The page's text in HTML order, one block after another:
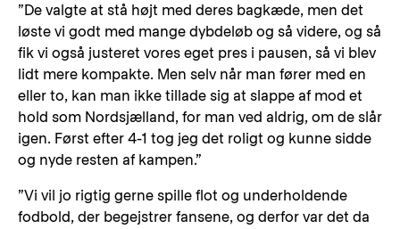
”De valgte at stå højt med deres bagkæde, men det
løste vi godt med mange dybdeløb og så videre, og så
fik vi også justeret vores eget pres i pausen, så vi blev
lidt mere kompakte. Men selv når man fører med en
eller to, kan man ikke tillade sig at slappe af mod et
hold som Nordsjælland, for man ved aldrig, om de slår
igen. Først efter 4-1 tog jeg det roligt og kunne sidde
og nyde resten af kampen.”
”Vi vil jo rigtig gerne spille flot og underholdende
fodbold, der begejstrer fansene, og derfor var det da